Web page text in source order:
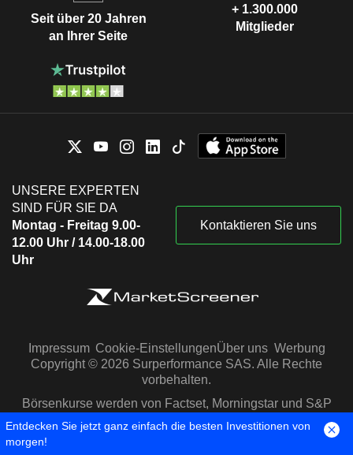
Seit über 20 Jahren
an Ihrer Seite
+ 1.300.000
Mitglieder
UNSERE EXPERTEN
SIND FÜR SIE DA
Montag - Freitag 9.00-
12.00 Uhr / 14.00-18.00
Uhr
Kontaktieren Sie uns
Impressum Cookie-EinstellungenÜber uns Werbung
Copyright © 2026 Surperformance SAS. Alle Rechte
vorbehalten.
Börsenkurse werden von Factset, Morningstar und S&P
Capital IQ zur Verfügung gestellt
Entdecken Sie jetzt ganz einfach die besten Investitionen von
morgen!